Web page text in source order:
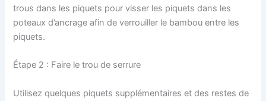
trous dans les piquets pour visser les piquets dans les
poteaux d’ancrage afin de verrouiller le bambou entre les
piquets.
Étape 2 : Faire le trou de serrure
Utilisez quelques piquets supplémentaires et des restes de